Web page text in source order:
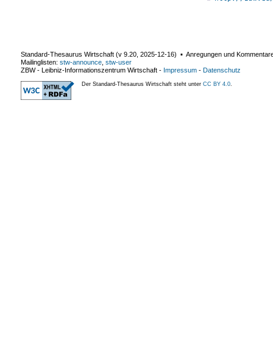
Standard-Thesaurus Wirtschaft (v 9.20 2025-12-16) ▪ Anregungen und
Mailinglisten: stw-announce stw-user
ZBW - Leibniz-Informationszentrum Wirtschaft - Impressum - Datenschutz
Der Standard-Thesaurus Wirtschaft steht unter CC BY 4.0